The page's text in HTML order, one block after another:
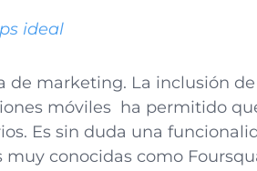
ideal
de marketing. La inclusión de
móviles ha permitido
Es sin duda una
conocidas como